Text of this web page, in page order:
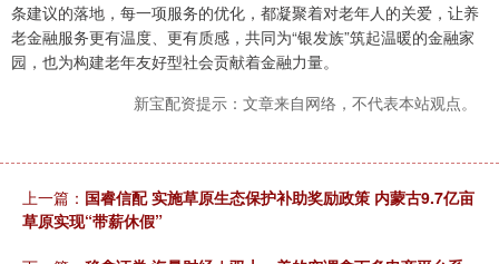
条建议的落地，每一项服务的优化，都凝聚着对老年人的关爱，让养
老金融服务更有温度、更有质感，共同为“银发族”筑起温暖的金融家
园，也为构建老年友好型社会贡献着金融力量。
新宝配资提示：文章来自网络，不代表本站观点。
上一篇： 国睿信配 实施草原生态保护补助奖励政策 内蒙古9.7亿亩
草原实现“带薪休假”